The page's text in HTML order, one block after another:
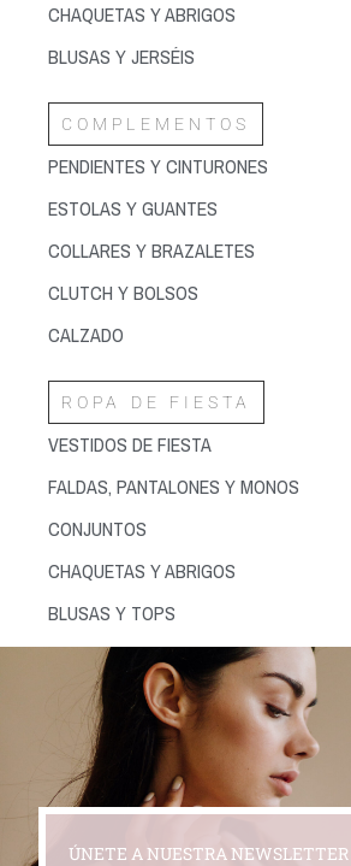
CHAQUETAS Y ABRIGOS
BLUSAS Y JERSÉIS
COMPLEMENTOS
PENDIENTES Y CINTURONES
ESTOLAS Y GUANTES
COLLARES Y BRAZALETES
CLUTCH Y BOLSOS
CALZADO
ROPA DE FIESTA
VESTIDOS DE FIESTA
FALDAS, PANTALONES Y MONOS
CONJUNTOS
CHAQUETAS Y ABRIGOS
BLUSAS Y TOPS
ÚNETE A NUESTRA NEWSLETTER